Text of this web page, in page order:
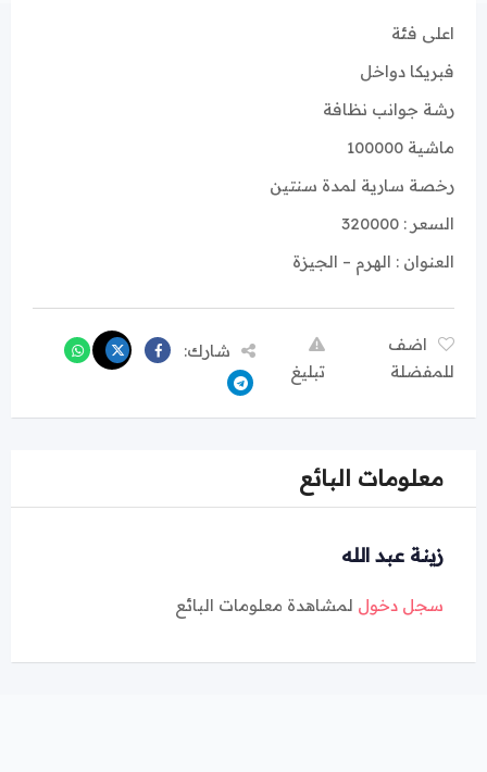
اعلى فئة
فبريكا دواخل
رشة جوانب نظافة
ماشية 100000
رخصة سارية لمدة سنتين
السعر : 320000
العنوان : الهرم – الجيزة
اضف
للمفضلة
تبليغ
شارك:
معلومات البائع
زينة عبد الله
سجل دخول لمشاهدة معلومات البائع